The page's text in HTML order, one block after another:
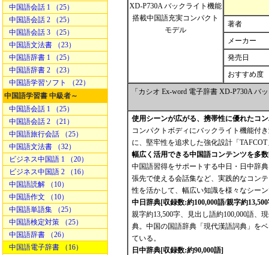
中国語会話 1 （25）
中国語会話 2 （25）
中国語会話 3 （25）
中国語文法書 （23）
中国語辞書 1 （25）
中国語辞書 2 （23）
中国語学習ソフト （22）
中国語学習書 中級者～
中国語会話 1 （25）
中国語会話 2 （21）
中国語旅行会話 （25）
中国語文法書 （32）
ビジネス中国語 1 （20）
ビジネス中国語 2 （16）
中国語読解 （10）
中国語作文 （10）
中国語単語集 （25）
中国語検定対策 （25）
中国語辞書 （26）
中国語電子辞書 （16）
著者
メーカー
発売日
おすすめ度
「カシオ Ex-word 電子辞書 XD-P730A
使用シーンが広がる、携帯性に優れたコ
コンパクトボディにバックライト機能付
に、堅牢性を追求した強化設計「
幅広く活用できる中国語コンテンツを多
中国語習得をサポートする中日・日中辞
張先で使える会話集など、実践的なコン
性を活かして、幅広い知識を様々なシーン
中日辞典[収録数:約100,000語/親字約13,500
親字約13,500字、見出し語約100,000語、
典。中国の国語辞典「現代漢語詞典」を
ている。
日中辞典[収録数:約90,000語]